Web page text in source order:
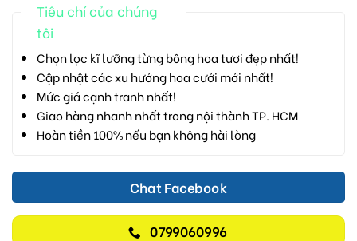
Tiêu chí của chúng
tôi
Chọn lọc kĩ lưỡng từng bông hoa tươi đẹp nhất!
Cập nhật các xu hướng hoa cưới mới nhất!
Mức giá cạnh tranh nhất!
Giao hàng nhanh nhất trong nội thành TP. HCM
Hoàn tiền 100% nếu bạn không hài lòng
Chat Facebook
0799060996